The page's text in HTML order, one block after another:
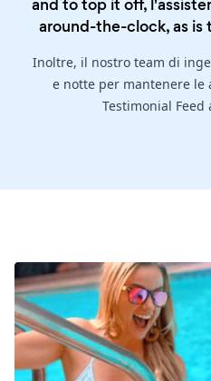
and to top it off,
around-the-clock, as is
Inoltre, il nostro team di
e notte per mantenere le
Testimonial Feed